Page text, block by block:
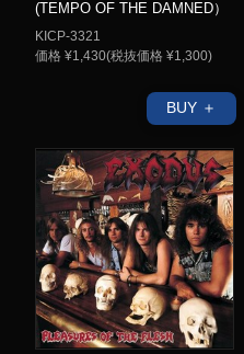
(TEMPO OF THE DAMNED）
KICP-3321
価格 ¥1,430(税抜価格 ¥1,300)
BUY ＋